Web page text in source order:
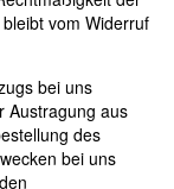
vom Widerruf
bei uns
Austragung aus
des
bei uns